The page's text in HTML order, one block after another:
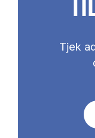
Tjek